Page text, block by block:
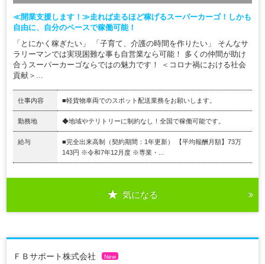
≪開業支援します！≫走れば走るほど稼げるスーパーカーゴ！しかも
自由に、自分のペースで稼働可能！
「とにかく稼ぎたい」 「子育て、介護の時間を作りたい」 そんなサ
ラリーマンでは実現困難な事も自営業なら可能！ 多くの仲間が助け
合うスーパーカーゴならではの魅力です！ ＜コロナ禍における社会
貢献＞...
仕事内容 ■軽貨物車両でのスポット配送業務をお願いします。
勤務地 ◆地域やテリトリーに制約なし！全国で稼働可能です。
給与
■完全出来高制（契約期間：1年更新） 【平均報酬月額】73万
143円 ※令和7年12月度 ※専業・...
気になる
ＦＢサポート株式会社 New